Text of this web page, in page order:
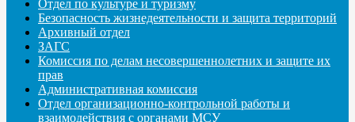
Отдел по культуре и туризму
Безопасность жизнедеятельности и защита территорий
Архивный отдел
ЗАГС
Комиссия по делам несовершеннолетних и защите их
прав
Административная комиссия
Отдел организационно-контрольной работы и
взаимодействия с органами МСУ